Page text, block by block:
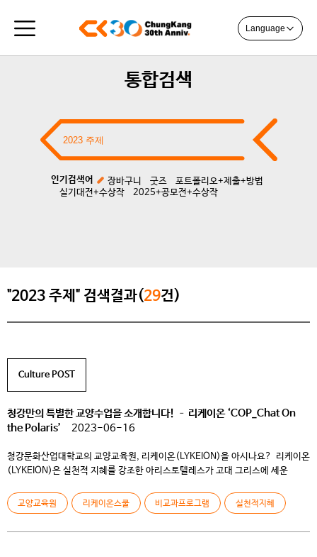
Language
통합검색
인기검색어 장바구니 굿즈
포트폴리오+제출+방법
실기대전+수상작
2025+공모전+수상작
"2023 주제" 검색결과(29건)
Culture POST
청강만의 특별한 교양수업을 소개합니다! – 리케이온 ‘COP_Chat On
the Polaris’
2023-06-16
청강문화산업대학교의 교양교육원, 리케이온(LYKEION)을 아시나요? ​ 리케이온
(LYKEION)은 실천적 지혜를 강조한 아리스토텔레스가 고대 그리스에 세운
리케이온은 대학 교육목표인 ‘정신적 자유를 누리는 인간’을 기르기 위해
일방향적인 가르침이 아닌 상호배움을 추구하고, 지식을 실천 할 수 있는 체험을
교양교육원 리케이온스쿨 비교과프로그램 실천적지혜